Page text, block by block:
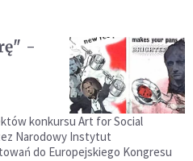
-
konkursu Art for Social
Narodowy Instytut
do Europejskiego Kongresu